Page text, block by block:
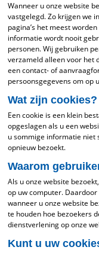
Wanneer u onze website
vastgelegd. Zo krijgen we
pagina’s het meest
informatie wordt nooit
personen. Wij gebruiken
verzameld alleen voor het
een contact- of
persoonsgegevens om op
Wat zijn cookies?
Een cookie is een klein
opgeslagen als u een
u sommige informatie niet
opnieuw bezoekt.
Waarom
Als u onze website
op uw computer.
wanneer u onze website
te houden hoe bezoekers
dienstverlening op onze
Kunt u uw